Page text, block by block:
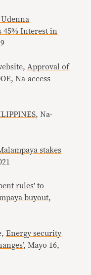
Udenna
45% Interest in
Approval of
, Na-access
, Na-
stakes
rules’ to
buyout,
Energy security
, Mayo 16,